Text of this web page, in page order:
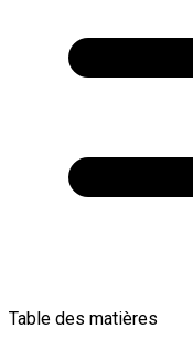
Table des matières